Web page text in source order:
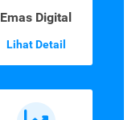
Emas Digital
Lihat Detail